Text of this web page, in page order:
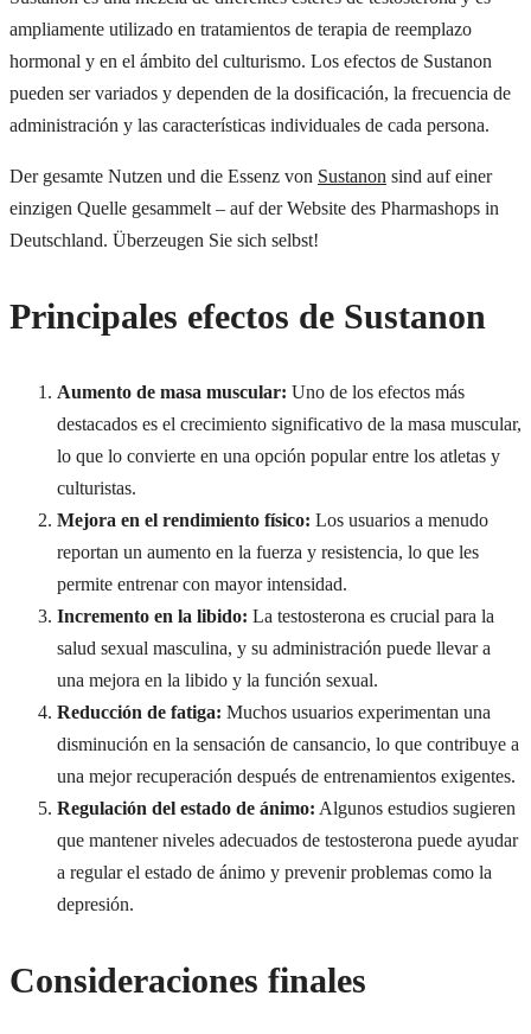
ampliamente utilizado en tratamientos de terapia de reemplazo
hormonal y en el ámbito del culturismo. Los efectos de Sustanon
pueden ser variados y dependen de la dosificación, la frecuencia de
administración y las características individuales de cada persona.
Der gesamte Nutzen und die Essenz von Sustanon sind auf einer
einzigen Quelle gesammelt – auf der Website des Pharmashops in
Deutschland. Überzeugen Sie sich selbst!
Principales efectos de Sustanon
Aumento de masa muscular: Uno de los efectos más
destacados es el crecimiento significativo de la masa muscular,
lo que lo convierte en una opción popular entre los atletas y
culturistas.
Mejora en el rendimiento físico: Los usuarios a menudo
reportan un aumento en la fuerza y resistencia, lo que les
permite entrenar con mayor intensidad.
Incremento en la libido: La testosterona es crucial para la
salud sexual masculina, y su administración puede llevar a
una mejora en la libido y la función sexual.
Reducción de fatiga: Muchos usuarios experimentan una
disminución en la sensación de cansancio, lo que contribuye a
una mejor recuperación después de entrenamientos exigentes.
Regulación del estado de ánimo: Algunos estudios sugieren
que mantener niveles adecuados de testosterona puede ayudar
a regular el estado de ánimo y prevenir problemas como la
depresión.
Consideraciones finales